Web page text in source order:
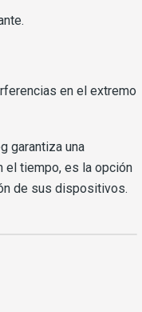
en el extremo
garantiza una
el tiempo, es la opción
de sus dispositivos.